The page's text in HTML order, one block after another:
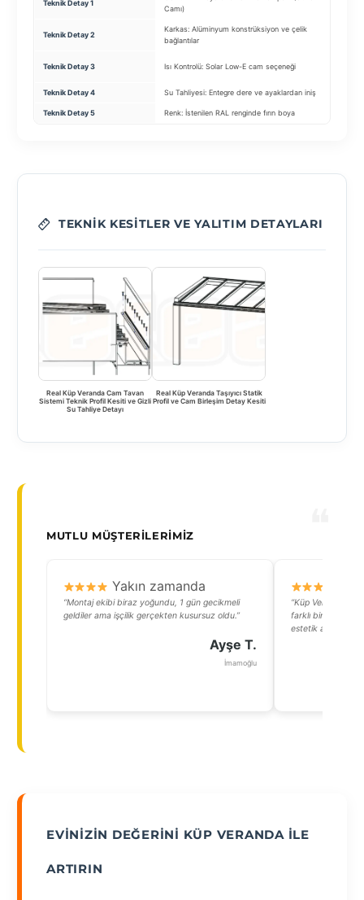
Teknik Detay 1
Camı)
Teknik Detay 2
Karkas: Alüminyum konstrüksiyon ve çelik
bağlantılar
Teknik Detay 3 Isı Kontrolü: Solar Low-E cam seçeneği
Teknik Detay 4 Su Tahliyesi: Entegre dere ve ayaklardan iniş
Teknik Detay 5 Renk: İstenilen RAL renginde fırın boya
TEKNIK KESITLER VE YALITIM DETAYLARI
Real Küp Veranda Cam Tavan
Sistemi Teknik Profil Kesiti ve Gizli
Su Tahliye Detayı
Real Küp Veranda Taşıyıcı Statik
Profil ve Cam Birleşim Detay Kesiti
MUTLU MÜŞTERILERIMIZ
Yakın zamanda
“Montaj ekibi biraz yoğundu, 1 gün gecikmeli
geldiler ama işçilik gerçekten kusursuz oldu.”
Ayşe T.
İmamoğlu
“Küp
farklı bir hava
estetik açıdan
EVINIZIN DEĞERINI KÜP VERANDA ILE
ARTIRIN